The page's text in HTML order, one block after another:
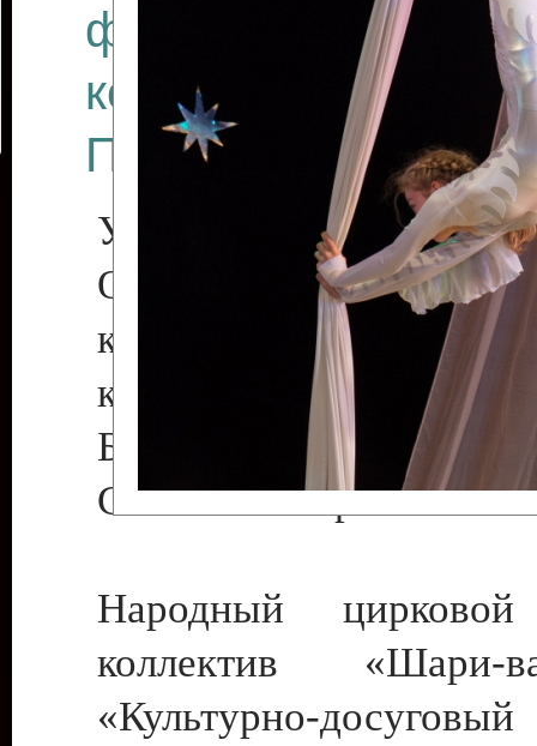
фестиваля
коллективов
Приднестровского
Участники фестиваля:
Образцовый
коллектив
культуры с.
Бендеры ,
Светлана Георгиевна
Народный цирковой
коллектив
«Культурно-